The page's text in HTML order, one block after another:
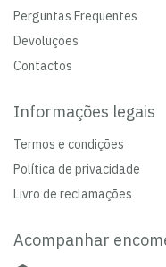
Perguntas Frequentes
Devoluções
Contactos
Informações legais
Termos e condições
Política de privacidade
Livro de reclamações
Acompanhar